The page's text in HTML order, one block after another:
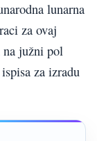
lunarna
za ovaj
južni pol
za izradu